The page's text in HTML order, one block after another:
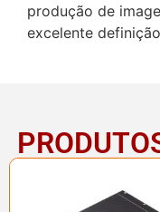
produção de
excelente